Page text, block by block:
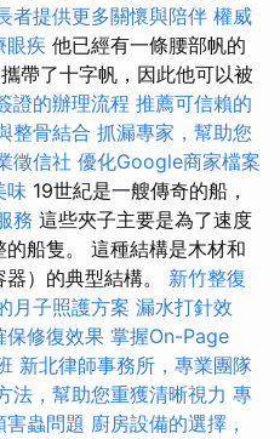
者提供更多關懷與陪伴 權威
眼疾 他已經有一條腰部帆的
帶了十字帆，因此他可以被
證的辦理流程 推薦可信賴的
整骨結合 抓漏專家，幫助您
徵信社 優化Google商家檔案
味 19世紀是一艘傳奇的船，
務 這些夾子主要是為了速度
船隻。 這種結構是木材和
）的典型結構。 新竹整復
月子照護方案 漏水打針效
保修復效果 掌握On-Page
新北律師事務所，專業團隊
法，幫助您重獲清晰視力 專
害蟲問題 廚房設備的選擇，